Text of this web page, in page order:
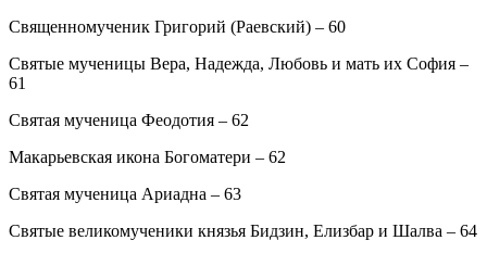
Священномученик Григорий (Раевский) – 60
Святые мученицы Вера, Надежда, Любовь и мать их София –
61
Святая мученица Феодотия – 62
Макарьевская икона Богоматери – 62
Святая мученица Ариадна – 63
Святые великомученики князья Бидзин, Елизбар и Шалва – 64